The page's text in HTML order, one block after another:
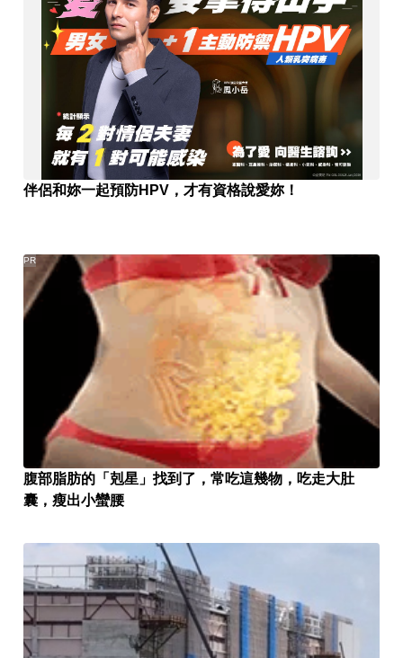
伴侶和妳一起預防HPV，才有資格說愛妳！
腹部脂肪的「剋星」找到了，常吃這幾物，吃走大肚
囊，瘦出小蠻腰
PR